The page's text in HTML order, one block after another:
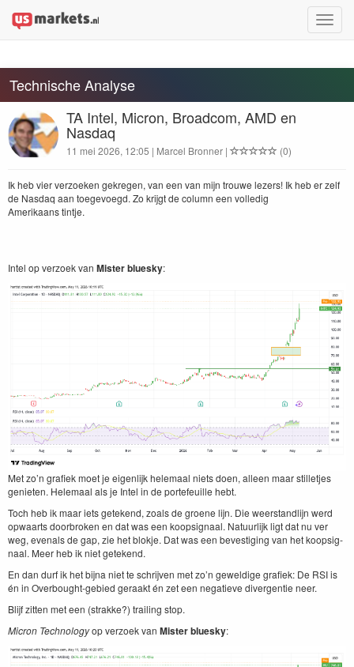
Toggle
Technische Analyse
TA Intel, Micron, Broadcom, AMD en
Nasdaq
11 mei 2026, 12:05 | Marcel Bronner | (0)
Ik heb vier ver­zoeken gekre­gen, van een van mijn trouwe lez­ers! Ik heb er zelf
de Nas­daq aan toegevoegd. Zo kri­jgt de col­umn een volledig
Amerikaans tintje.
Intel op ver­zoek van Mis­ter bluesky:
Met zo’n grafiek moet je eigen­lijk hele­maal niets doen, alleen maar stil­let­jes
geni­eten. Hele­maal als je Intel in de porte­feuille hebt.
Toch heb ik maar iets getek­end, zoals de groene lijn. Die weer­stan­dli­jn werd
opwaarts door­bro­ken en dat was een koopsig­naal. Natu­urlijk ligt dat nu ver
weg, eve­nals de gap, zie het blok­je. Dat was een beves­tig­ing van het koopsig­
naal. Meer heb ik niet getekend.
En dan durf ik het bij­na niet te schri­jven met zo’n geweldige grafiek: De RSIis
én in Over­bought-gebied ger­aakt én zet een negatieve diver­gen­tie neer.
Bli­jf zit­ten met een (strakke?) trail­ing stop.
Micron Tech­nol­o­gyop ver­zoek van Mis­ter bluesky: